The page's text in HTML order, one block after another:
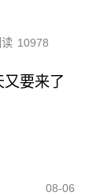
10978
要来了
08-06